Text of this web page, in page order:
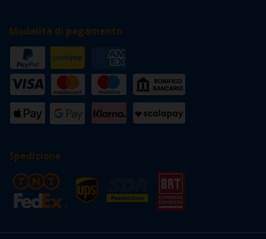
Modalità di pagamento
Spedizione